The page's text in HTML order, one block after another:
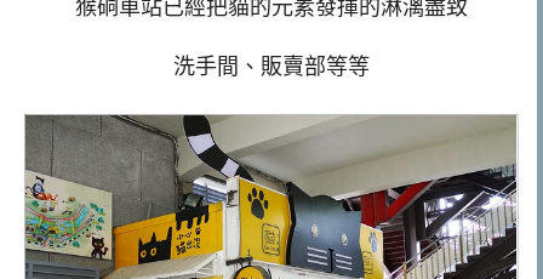
猴硐車站已經把貓的元素發揮的淋漓盡致
洗手間、販賣部等等